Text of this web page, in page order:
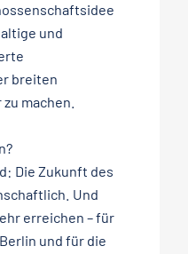
und
breiten
machen.
Die Zukunft des
Und
erreichen – für
und für die